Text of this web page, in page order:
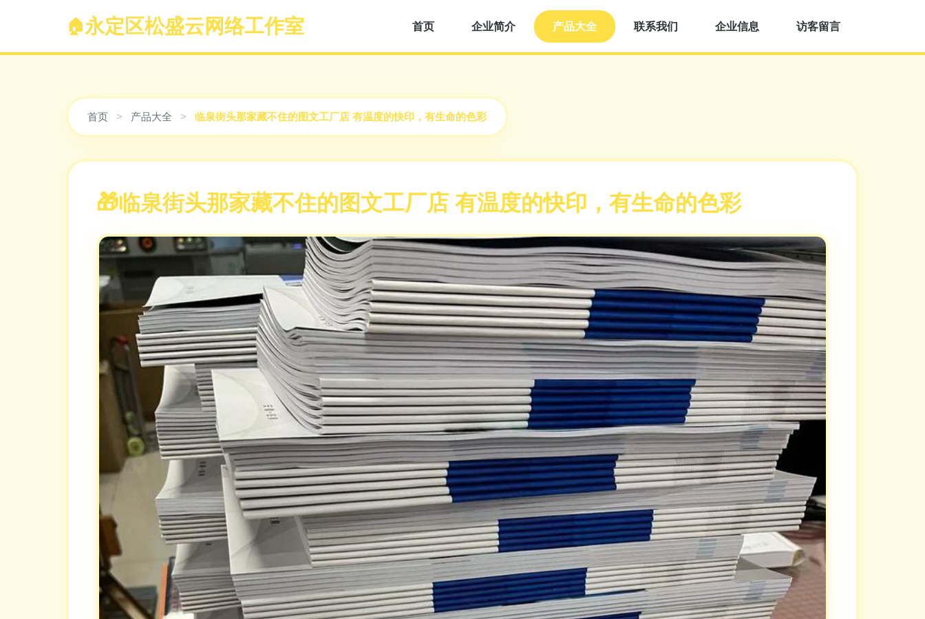
永定区松盛云网络工作室 首页 企业简介 产品大全 联系我们 企业信息 访客留言
首页 > 产品大全 > 临泉街头那家藏不住的图文工厂店 有温度的快印，有生命的色彩
临泉街头那家藏不住的图文工厂店 有温度的快印，有生命的色彩